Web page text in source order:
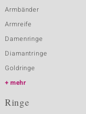
Armbänder
Armreife
Damenringe
Diamantringe
Goldringe
mehr
Ringe